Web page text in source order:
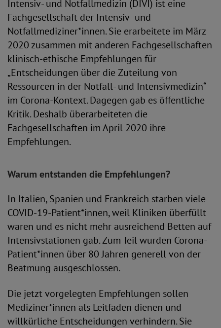
Intensiv- und Notfallmedizin (DIVI) ist eine
Fachgesellschaft der Intensiv- und
Notfallmediziner*innen. Sie erarbeitete im März
2020 zusammen mit anderen Fachgesellschaften
klinisch-ethische Empfehlun­gen für
„Entscheidungen über die Zuteilung von
Ressourcen in der Notfall- und Intensiv­medizin“
im Corona-Kontext. Dagegen gab es öffentliche
Kritik. Deshalb überarbeiteten die
Fachgesellschaften im April 2020 ihre
Empfehlungen.
Warum entstanden die Empfehlungen?
In Italien, Spanien und Frankreich starben viele
COVID-19-Patient*innen, weil Kliniken überfüllt
waren und es nicht mehr ausreichend Betten auf
Intensivstationen gab. Zum Teil wurden Corona-
Patient*innen über 80 Jahren generell von der
Beatmung ausgeschlossen.
Die jetzt vorgelegten Empfehlungen sollen
Mediziner*innen als Leitfaden dienen und
willkürliche Entscheidungen verhindern. Sie